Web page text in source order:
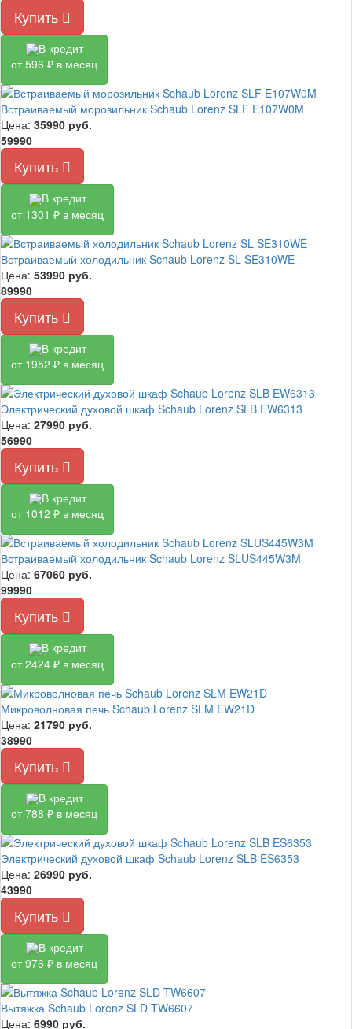
Купить
В кредит
от 596 ₽ в месяц
Встраиваемый морозильник Schaub Lorenz SLF E107W0M
Цена: 35990 руб.
59990
Купить
В кредит
от 1301 ₽ в месяц
Встраиваемый холодильник Schaub Lorenz SL SE310WE
Цена: 53990 руб.
89990
Купить
В кредит
от 1952 ₽ в месяц
Электрический духовой шкаф Schaub Lorenz SLB EW6313
Цена: 27990 руб.
56990
Купить
В кредит
от 1012 ₽ в месяц
Встраиваемый холодильник Schaub Lorenz SLUS445W3M
Цена: 67060 руб.
99990
Купить
В кредит
от 2424 ₽ в месяц
Микроволновая печь Schaub Lorenz SLM EW21D
Цена: 21790 руб.
38990
Купить
В кредит
от 788 ₽ в месяц
Электрический духовой шкаф Schaub Lorenz SLB ES6353
Цена: 26990 руб.
43990
Купить
В кредит
от 976 ₽ в месяц
Вытяжка Schaub Lorenz SLD TW6607
Цена: 6990 руб.